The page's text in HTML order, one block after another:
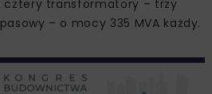
cztery transformatory – trzy
– o mocy 335 MVA każdy.